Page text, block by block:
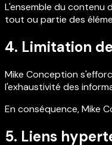
L'ensemble du contenu
tout ou partie des
4. Limitation
Mike Conception
l'exhaustivité des
En conséquence, Mike
5. Liens